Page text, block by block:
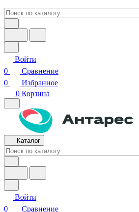
Войти
0
Сравнение
0
Избранное
0 Корзина
Каталог
Войти
0
Сравнение